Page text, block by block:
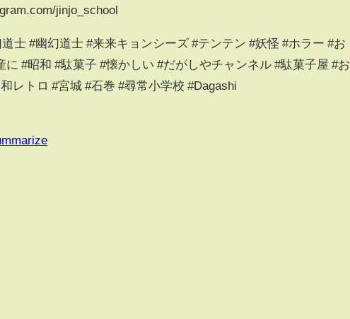
jinjo_school
士 #幽幻道士 #来来キョンシーズ #テンテン #妖怪 #ホラー #お
#昭和 #駄菓子 #懐かしい #だがしやチャンネル #駄菓子屋 #お
レトロ #宮城 #石巻 #尋常小学校 #Dagashi